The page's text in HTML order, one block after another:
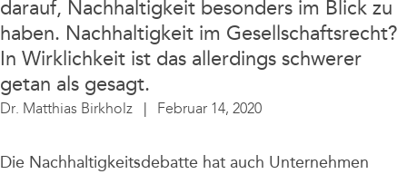
Steuern / Bilanz
Sustainable Finance
darauf, Nachhaltigkeit besonders im Blick zu
haben. Nachhaltigkeit im Gesellschaftsrecht?
In Wirklichkeit ist das allerdings schwerer
getan als gesagt.
Dr. Matthias Birkholz Februar 14, 2020
Die Nachhaltigkeitsdebatte hat auch Unternehmen